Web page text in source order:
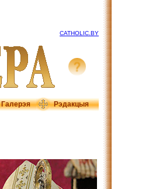
CATHOLIC.BY
Галерэя Рэдакцыя